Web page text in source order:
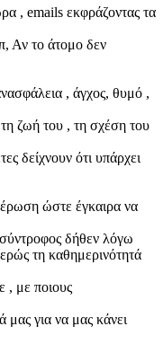
, emails εκφράζοντας τα
Αν το άτομο δεν
, άγχος, θυμό ,
ζωή του , τη σχέση του
δείχνουν ότι υπάρχει
ώστε έγκαιρα να
δήθεν λόγω
τη καθημερινότητά
, με ποιους
μας για να μας κάνει